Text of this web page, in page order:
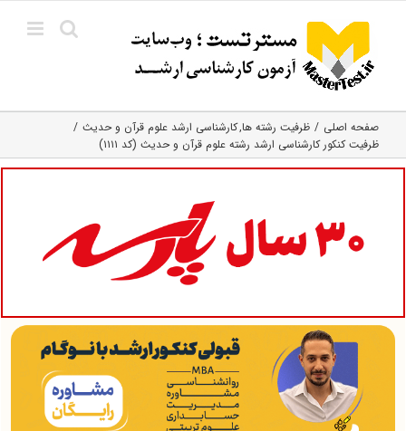
content
صفحه اصلی ظرفیت رشته ها کارشناسی ارشد علوم قرآن و حدیث
ظرفیت کنکور کارشناسی ارشد رشته علوم قرآن و حدیث (کد ۱۱۱۱)